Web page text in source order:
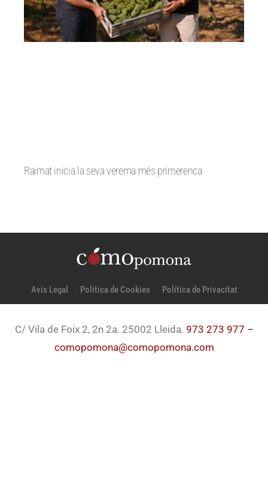
Raimat inicia la seva verema més primerenca
Avís Legal Política de Cookies Política de Privacitat
C/ Vila de Foix 2, 2n 2a. 25002 Lleida. 973 273 977 –
comopomona@comopomona.com